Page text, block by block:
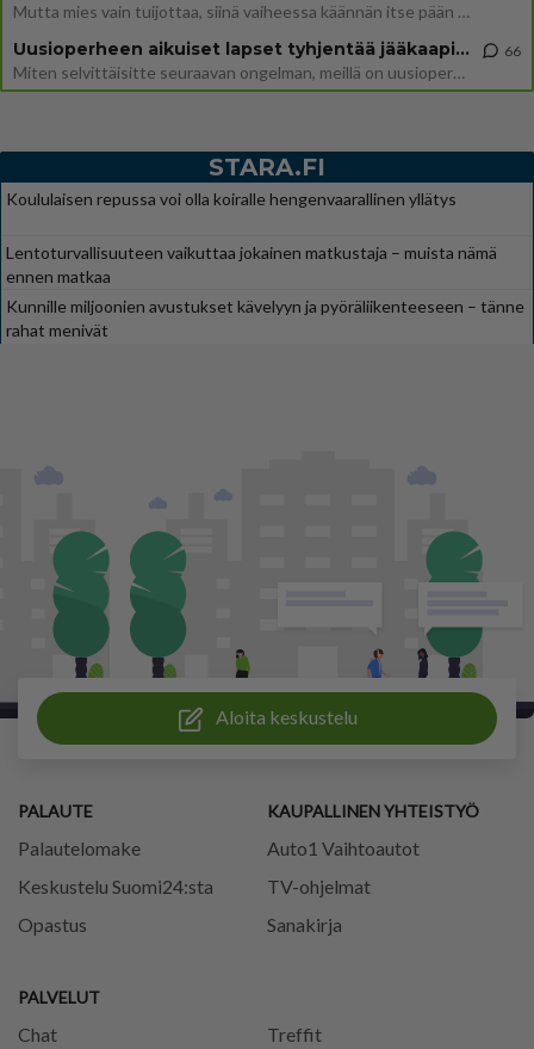
Mutta mies vain tuijottaa, siinä vaiheessa käännän itse pään pois. Mikä juttu? Yleensä jos joku tuijottaa tai katsoo, hä
Uusioperheen aikuiset lapset tyhjentää jääkaapin käydessään
Miten selvittäisitte seuraavan ongelman, meillä on uusioperhe, minulla teini-ikäiset lapset ja puolisolla aikuiset, jotk
66
STARA.FI
Koululaisen repussa voi olla koiralle hengenvaarallinen yllätys
Lentoturvallisuuteen vaikuttaa jokainen matkustaja – muista nämä
ennen matkaa
Kunnille miljoonien avustukset kävelyyn ja pyöräliikenteeseen – tänne
rahat menivät
Aloita keskustelu
PALAUTE
Palautelomake
Keskustelu Suomi24:sta
Opastus
PALVELUT
Chat
Treffit
KAUPALLINEN YHTEISTYÖ
Auto1 Vaihtoautot
TV-ohjelmat
Sanakirja